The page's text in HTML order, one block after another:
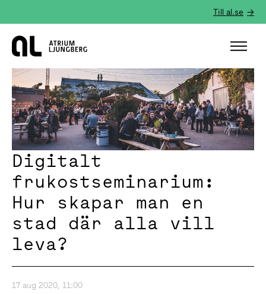
Till al.se
Hem
Digitalt
frukostseminarium:
Hur skapar man en
stad där alla vill
leva?
17 aug 2020, 11:00